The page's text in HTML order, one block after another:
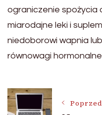
ograniczenie spożycia
miarodajne leki i
niedoborowi wapnia
równowagi